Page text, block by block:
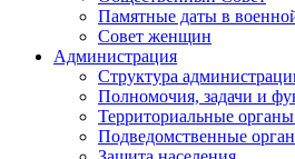
Памятные даты в
Совет женщин
Администрация
Структура
Полномочия, задачи и
Территориальные органы
Подведомственные